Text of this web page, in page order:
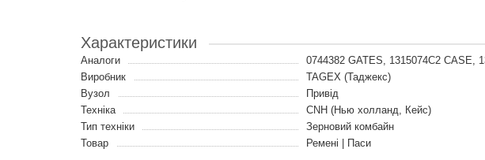
Характеристики
Аналоги
0744382 GATES, 1315074C2 CASE,
Виробник
TAGEX (Таджекс)
Вузол
Привід
Техніка
CNH (Нью холланд, Кейс)
Тип техніки
Зерновий комбайн
Товар
Ремені | Паси